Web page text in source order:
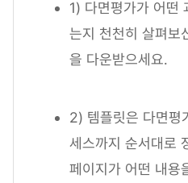
1) 다면평가가 어떤
는지 천천히 살펴보
을 다운받으세요.
2) 템플릿은 다면평
세스까지 순서대로
페이지가 어떤 내용